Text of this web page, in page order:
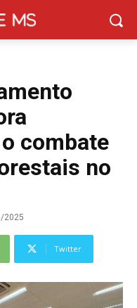
combate
no
2025
Twitter